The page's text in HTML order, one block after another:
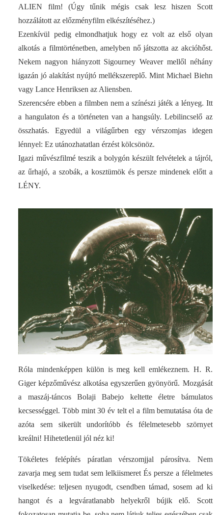
ALIEN film! (Úgy tűnik mégis csak lesz hiszen Scott
hozzálátott az előzményfilm elkészítéséhez.)
Ezenkívül pedig elmondhatjuk hogy ez volt az első olyan
alkotás a filmtörténetben, amelyben nő játszotta az akcióhőst.
Nekem nagyon hiányzott Sigourney Weaver mellől néhány
igazán jó alakítást nyújtó mellékszereplő. Mint Michael Biehn
vagy Lance Henriksen az Aliensben.
Szerencsére ebben a filmben nem a színészi játék a lényeg. Itt
a hangulaton és a történeten van a hangsúly. Lebilincselő az
összhatás. Egyedül a világűrben egy vérszomjas idegen
lénnyel: Ez utánozhatatlan érzést kölcsönöz.
Igazi művészfilmé teszik a bolygón készült felvételek a tájról,
az űrhajó, a szobák, a kosztümök és persze mindenek előtt a
LÉNY.
Róla mindenképpen külön is meg kell emlékeznem. H. R.
Giger képzőművész alkotása egyszerűen gyönyörű. Mozgását
a maszáj-táncos Bolaji Babejo keltette életre bámulatos
kecsességgel. Több mint 30 év telt el a film bemutatása óta de
azóta sem sikerült undorítóbb és félelmetesebb szörnyet
kreálni! Hihetetlenül jól néz ki!
Tökéletes felépítés páratlan vérszomjjal párosítva. Nem
zavarja meg sem tudat sem lelkiismeret És persze a félelmetes
viselkedése: teljesen nyugodt, csendben támad, sosem ad ki
hangot és a legváratlanabb helyekről bújik elő. Scott